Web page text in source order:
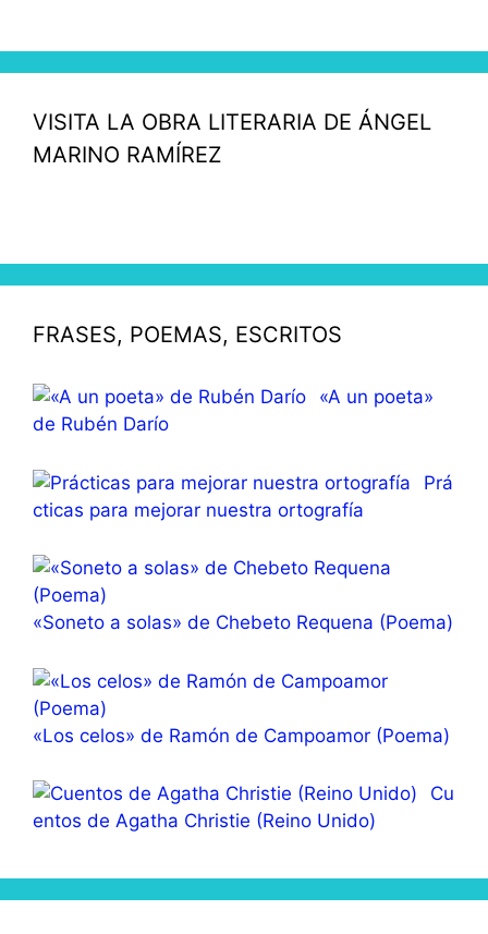
VISITA LA OBRA LITERARIA DE ÁNGEL
MARINO RAMÍREZ
FRASES, POEMAS, ESCRITOS
«A un poeta»
de Rubén Darío
Prá
cticas para mejorar nuestra ortografía
«Soneto a solas» de Chebeto Requena (Poema)
«Los celos» de Ramón de Campoamor (Poema)
Cu
entos de Agatha Christie (Reino Unido)